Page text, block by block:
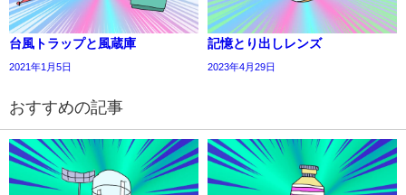
台風トラップと風蔵庫
2021年1月5日
記憶とり出しレンズ
2023年4月29日
おすすめの記事